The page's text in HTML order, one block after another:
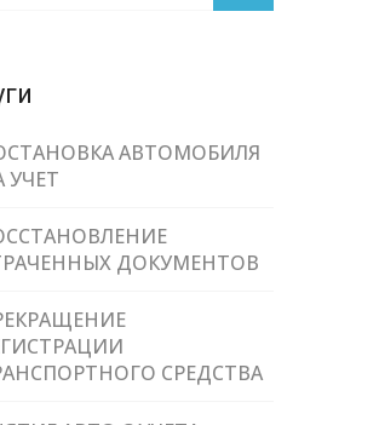
АВТОМОБИЛЯ
УЧЕТ
ДОКУМЕНТОВ
СРЕДСТВА